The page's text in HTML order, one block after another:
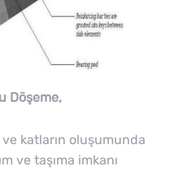
Döşeme,
katların oluşumunda
ve taşıma imkanı